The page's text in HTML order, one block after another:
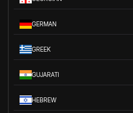
GERMAN
GREEK
GUJARATI
HEBREW